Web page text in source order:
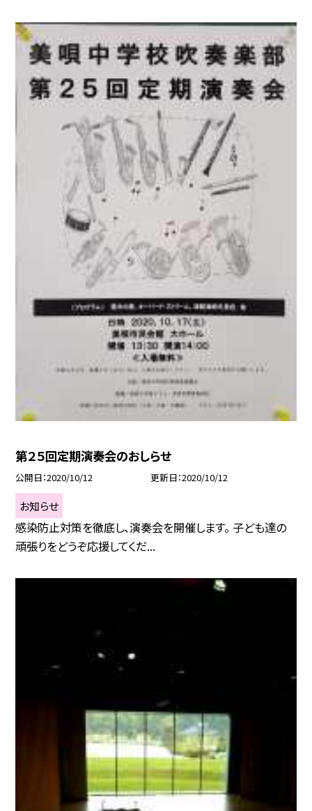
第２５回定期演奏会のおしらせ
公開日 2020/10/12 更新日 2020/10/12
お知らせ
感染防止対策を徹底し、演奏会を開催します。 子ども達の
頑張りをどうぞ応援してくだ...